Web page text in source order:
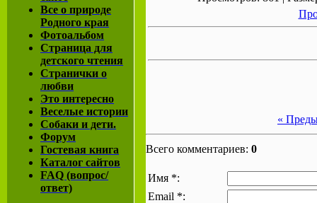
Все о природе
Родного края
Фотоальбом
Страница для
детского чтения
Странички о
любви
Это интересно
Веселые истории
Собаки и дети.
Форум
Гостевая книга
Каталог сайтов
FAQ (вопрос/
ответ)
«
Всего комментариев: 0
Имя *:
Email *: